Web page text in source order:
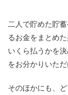
二人で貯めた貯
るお金をまとめ
いくら払うかを
をお分かりいた
そのほかにも、